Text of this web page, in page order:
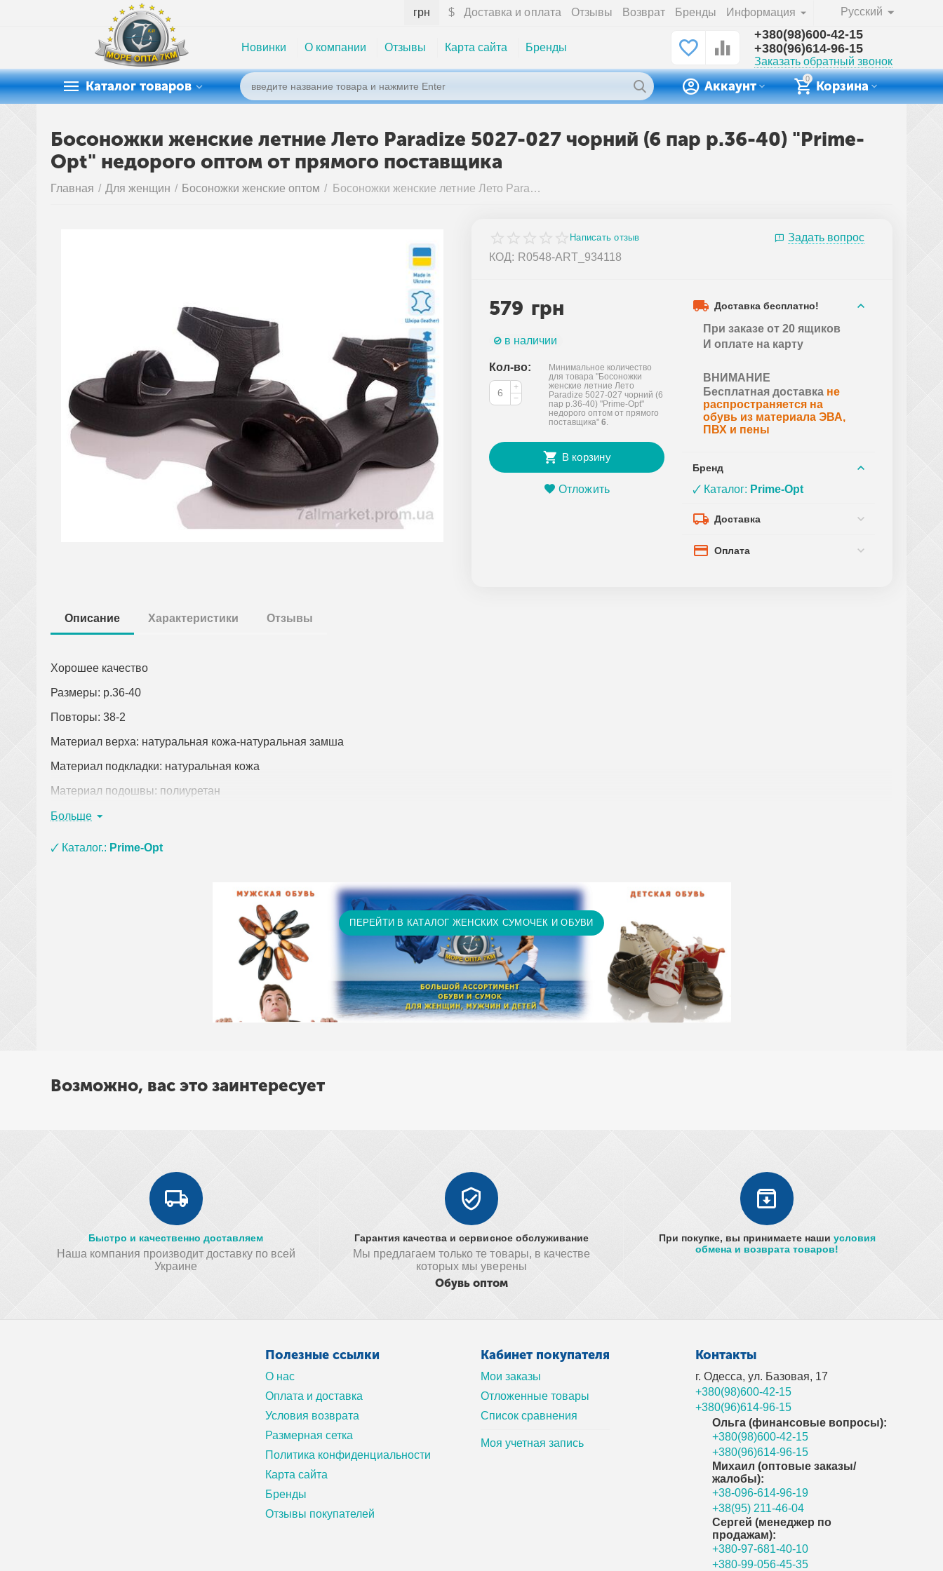
Русский
Доставка и оплата Отзывы Возврат Бренды Информация
грн $
Новинки О компании Отзывы Карта сайта Бренды
+380(98)600-42-15
+380(96)614-96-15
Заказать обратный звонок
Каталог товаров
0
Корзина
Аккаунт
Босоножки женские летние Лето Paradize 5027-027 чорний (6 пар р.36-40) "Prime-
Opt" недорого оптом от прямого поставщика
Главная / Для женщин / Босоножки женские оптом / Босоножки женские летние Лето Paradize 5027-027 чорний (6 пар р.36-40) "Prime-Opt" недорого оптом от прямого поставщика
Написать отзыв
Задать вопрос
КОД: R0548-ART_934118
579 грн
в наличии
Кол-во:
+
−
Минимальное количество
для товара "Босоножки
женские летние Лето
Paradize 5027-027 чорний (6
пар р.36-40) "Prime-Opt"
недорого оптом от прямого
поставщика"6.
В корзину
Отложить
Доставка бесплатно!
При заказе от 20 ящиков
И оплате на карту
ВНИМАНИЕ
Бесплатная доставка не
распространяется на
обувь из материала ЭВА,
ПВХ и пены
Бренд
🗸 Каталог: Prime-Opt
Доставка
Оплата
Описание Характеристики Отзывы
Хорошее качество
Размеры: р.36-40
Повторы: 38-2
Материал верха: натуральная кожа-натуральная замша
Материал подкладки: натуральная кожа
Материал подошвы: полиуретан
Цвет: черный
При заказе одежды (кроме верхней) на сумму от 15 тыс. грн. и оплате на карту доставка бесплатно! При заказе обуви от 20 ящиков (кроме обуви из
материала ЭВА, ПВХ и пены) и оплате на карту доставка бесплатно! Доставка НЕ ОПЛАЧИВАЕТСЯ за крупногабаритный товар (чемоданы, рюкзаки,
сумки, покрывала, постельное белье, полотенца и т.д.)
Больше
🗸 Каталог.: Prime-Opt
ПЕРЕЙТИ В КАТАЛОГ ЖЕНСКИХ СУМОЧЕК И ОБУВИ
Возможно, вас это заинтересует
Быстро и качественно доставляем
Наша компания производит доставку по всей
Украине
Гарантия качества и сервисное обслуживание
Мы предлагаем только те товары, в качестве
которых мы уверены
Обувь оптом
При покупке, вы принимаете наши условия
обмена и возврата товаров!
Полезные ссылки
О нас
Оплата и доставка
Условия возврата
Размерная сетка
Политика конфиденциальности
Карта сайта
Бренды
Отзывы покупателей
Кабинет покупателя
Мои заказы
Отложенные товары
Список сравнения
Моя учетная запись
Контакты
г. Одесса, ул. Базовая, 17
+380(98)600-42-15
+380(96)614-96-15
Ольга (финансовые вопросы):
+380(98)600-42-15
+380(96)614-96-15
Михаил (оптовые заказы/
жалобы):
+38-096-614-96-19
+38(95) 211-46-04
Сергей (менеджер по
продажам):
+380-97-681-40-10
+380-99-056-45-35